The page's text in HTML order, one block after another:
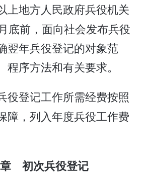
上地方人民政府兵役机关
底前，面向社会发布兵役
翌年兵役登记的对象范
程序方法和有关要求。
役登记工作所需经费按照
障，列入年度兵役工作费
初次兵役登记